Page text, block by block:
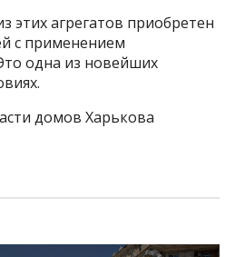
этих агрегатов приобретен
с применением
одна из новейших
домов Харькова